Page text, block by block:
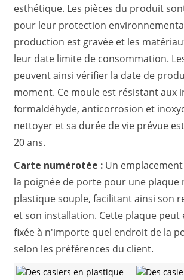
esthétique. Les pièces du produit
pour leur protection
production est gravée et les
leur date limite de consommation.
peuvent ainsi vérifier la date de
moment. Ce moule est résistant aux
formaldéhyde, anticorrosion et
nettoyer et sa durée de vie prévue
20 ans.
Carte numérotée :Un
la poignée de porte pour une plaque
plastique souple, facilitant ainsi son
et son installation. Cette plaque peut
fixée à n'importe quel endroit de la
selon les préférences du client.